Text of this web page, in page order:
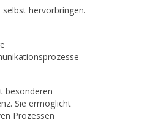
hervorbringen.
besonderen
Sie ermöglicht
Prozessen